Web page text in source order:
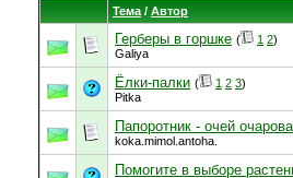
Тема / Автор
Герберы в горшке ( 1 2)
Galiya
Ёлки-палки ( 1 2 3)
Pitka
Папоротник - очей
koka.mimol.antoha.
Помогите в выборе